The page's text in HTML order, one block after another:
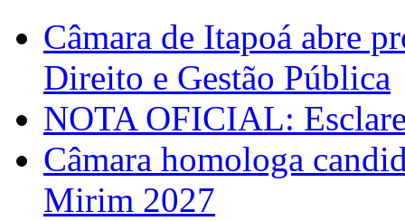
Câmara de Itapoá abre
Direito e Gestão Pública
NOTA OFICIAL:
Câmara homologa
Mirim 2027